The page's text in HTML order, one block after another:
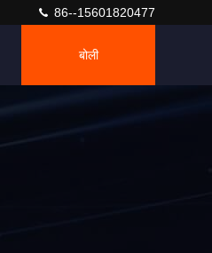
86--15601820477
बोली